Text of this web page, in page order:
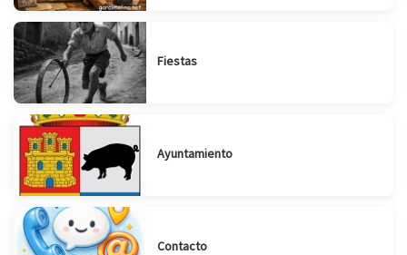
Fiestas
Ayuntamiento
Contacto